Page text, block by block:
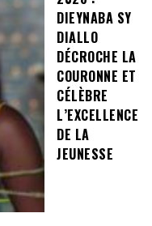
DIEYNABA SY
DIALLO
DÉCROCHE LA
COURONNE ET
CÉLÈBRE
L’EXCELLENCE
DE LA
JEUNESSE